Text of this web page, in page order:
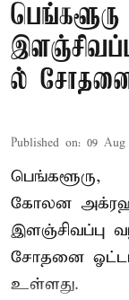
ல்
Published on: 09 Aug
பெங்களூரு,
கோலன
இளஞ்சிவப்பு
சோதனை ஓட்டம்
உள்ளது.